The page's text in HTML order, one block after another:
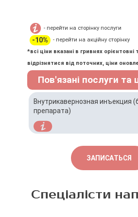
- перейти на сторінку послуги
-10%
- перейти на акційну сторінку
*всі ціни вказані в гривнях
відрізнятися від поточних, ціни
Пов'язані послуги та
Внутрикавернозная инъекция
препарата)
ЗАПИСАТЬСЯ
Спеціалісти